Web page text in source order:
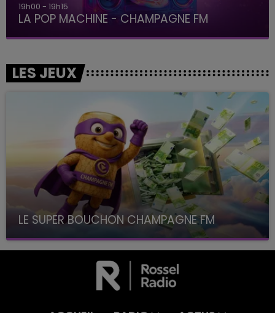
19h00 - 19h15
LA POP MACHINE - CHAMPAGNE FM
LES JEUX
LE SUPER BOUCHON CHAMPAGNE FM
avec La Famille Champagne FM, à 8H10